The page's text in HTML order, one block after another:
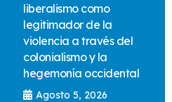
liberalismo como
legitimador de la
violencia a través del
colonialismo y la
hegemonía occidental
Agosto 5, 2026